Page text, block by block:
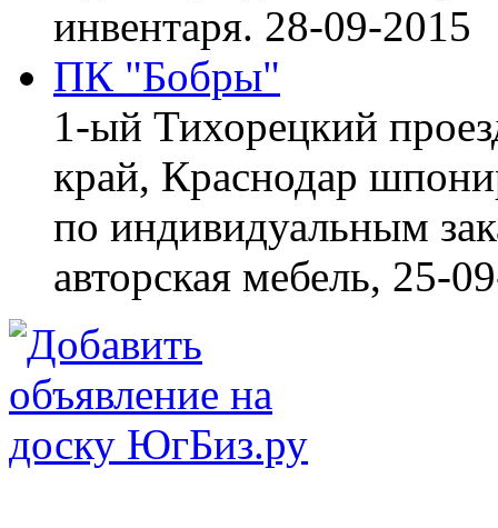
инвентаря. 28-09-2015
ПК "Бобры"
1-ый Тихорецкий
край, Краснодар
по индивидуальным
авторская мебель, 25-